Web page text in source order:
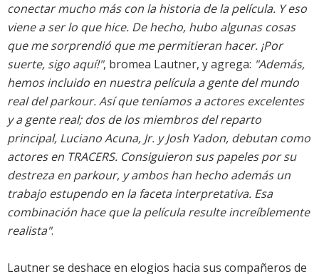
conectar mucho más con la historia de la película. Y eso
viene a ser lo que hice. De hecho, hubo algunas cosas
que me sorprendió que me permitieran hacer. ¡Por
suerte, sigo aquí!", bromea Lautner, y agrega: "Además,
hemos incluido en nuestra película a gente del mundo
real del parkour. Así que teníamos a actores excelentes
y a gente real; dos de los miembros del reparto
principal, Luciano Acuna, Jr. y Josh Yadon, debutan como
actores en TRACERS. Consiguieron sus papeles por su
destreza en parkour, y ambos han hecho además un
trabajo estupendo en la faceta interpretativa. Esa
combinación hace que la película resulte increíblemente
realista".
Lautner se deshace en elogios hacia sus compañeros de